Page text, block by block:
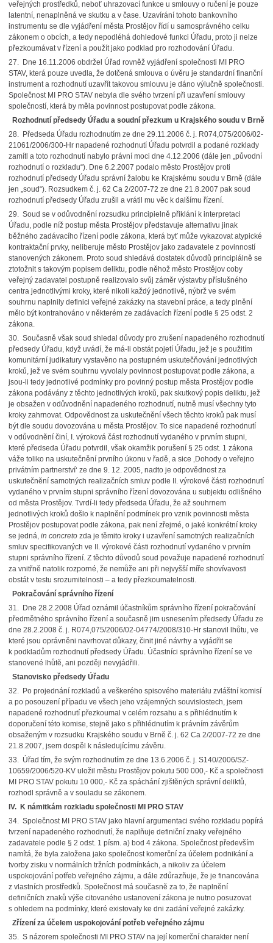
veřejných prostředků, neboť uhrazovací funkce u smlouvy o ručení je pouze
latentní, nenaplněná ve skutku a v čase. Uzavírání tohoto bankovního
instrumentu se dle vyjádření města Prostějov řídí u samosprávného celku
zákonem o obcích, a tedy nepodléhá dohledové funkci Úřadu, proto ji nelze
přezkoumávat v řízení a použít jako podklad pro rozhodování Úřadu.
27. Dne 16.11.2006 obdržel Úřad rovněž vyjádření společnosti MI PRO
STAV, která pouze uvedla, že dotčená smlouva o úvěru je standardní finanční
instrument a rozhodnutí uzavřít takovou smlouvu je dáno výlučně společnosti.
Společnost MI PRO STAV nebyla dle svého tvrzení při uzavření smlouvy
společností, která by měla povinnost postupovat podle zákona.
Rozhodnutí předsedy Úřadu a soudní přezkum u Krajského soudu v Brně
28. Předseda Úřadu rozhodnutím ze dne 29.11.2006 č. j. R074,075/2006/02-
21061/2006/300-Hr napadené rozhodnutí Úřadu potvrdil a podané rozklady
zamítl a toto rozhodnutí nabylo právní moci dne 4.12.2006 (dále jen „původní
rozhodnutí o rozkladu“). Dne 6.2.2007 podalo město Prostějov proti
rozhodnutí předsedy Úřadu správní žalobu ke Krajskému soudu v Brně (dále
jen „soud“). Rozsudkem č. j. 62 Ca 2/2007-72 ze dne 21.8.2007 pak soud
rozhodnutí předsedy Úřadu zrušil a vrátil mu věc k dalšímu řízení.
29. Soud se v odůvodnění rozsudku principielně přiklání k interpretaci
Úřadu, podle níž postup města Prostějov představuje alternativu jinak
běžného zadávacího řízení podle zákona, která byť může vykazovat atypické
kontraktační prvky, neliberuje město Prostějov jako zadavatele z povinností
stanovených zákonem. Proto soud shledává dostatek důvodů principiálně se
ztotožnit s takovým popisem deliktu, podle něhož město Prostějov coby
veřejný zadavatel postupně realizovalo svůj záměr výstavby příslušného
centra jednotlivými kroky, které nikoli každý jednotlivě, nýbrž ve svém
souhrnu naplnily definici veřejné zakázky na stavební práce, a tedy plnění
mělo být kontrahováno v některém ze zadávacích řízení podle § 25 odst. 2
zákona.
30. Současně však soud shledal důvody pro zrušení napadeného rozhodnutí
předsedy Úřadu, když uvádí, že má-li obstát pojetí Úřadu, jež je s použitím
komunitární judikatury vystavěno na postupném uskutečňování jednotlivých
kroků, jež ve svém souhrnu vyvolaly povinnost postupovat podle zákona, a
jsou-li tedy jednotlivé podmínky pro povinný postup města Prostějov podle
zákona podávány z těchto jednotlivých kroků, pak skutkový popis deliktu, jež
je obsažen v odůvodnění napadeného rozhodnutí, nutně musí všechny tyto
kroky zahrnovat. Odpovědnost za uskutečnění všech těchto kroků pak musí
být dle soudu dovozována u města Prostějov. To sice napadené rozhodnutí
v odůvodnění činí, I. výroková část rozhodnutí vydaného v prvním stupni,
které předseda Úřadu potvrdil, však okamžik porušení § 25 odst. 1 zákona
váže toliko na uskutečnění prvního úkonu v řadě, a sice ‚Dohody o veřejno
privátním partnerství‘ ze dne 9. 12. 2005, nadto je odpovědnost za
uskutečnění samotných realizačních smluv podle II. výrokové části rozhodnutí
vydaného v prvním stupni správního řízení dovozována u subjektu odlišného
od města Prostějov. Tvrdí-li tedy předseda Úřadu, že až souhrnem
jednotlivých kroků došlo k naplnění podmínek pro vznik povinnosti města
Prostějov postupovat podle zákona, pak není zřejmé, o jaké konkrétní kroky
se jedná, in concretozda je těmito kroky i uzavření samotných realizačních
smluv specifikovaných ve II. výrokové části rozhodnutí vydaného v prvním
stupni správního řízení. Z těchto důvodů soud považuje napadené rozhodnutí
za vnitřně natolik rozporné, že nemůže ani při nejvyšší míře shovívavosti
obstát v testu srozumitelnosti – a tedy přezkoumatelnosti.
Pokračování správního řízení
31. Dne 28.2.2008 Úřad oznámil účastníkům správního řízení pokračování
předmětného správního řízení a současně jim usnesením předsedy Úřadu ze
dne 28.2.2008 č. j. R074,075/2006/02-04774/2008/310-Hr stanovil lhůtu, ve
které jsou oprávněni navrhovat důkazy, činit jiné návrhy a vyjádřit se
k podkladům rozhodnutí předsedy Úřadu. Účastníci správního řízení se ve
stanovené lhůtě, ani později nevyjádřili.
Stanovisko předsedy Úřadu
32. Po projednání rozkladů a veškerého spisového materiálu zvláštní komisí
a po posouzení případu ve všech jeho vzájemných souvislostech, jsem
napadené rozhodnutí přezkoumal v celém rozsahu a s přihlédnutím k
doporučení této komise, stejně jako s přihlédnutím k právním závěrům
obsaženým v rozsudku Krajského soudu v Brně č. j. 62 Ca 2/2007-72 ze dne
21.8.2007, jsem dospěl k následujícímu závěru.
33. Úřad tím, že svým rozhodnutím ze dne 13.6.2006 č. j. S140/2006/SZ-
10659/2006/520-KV uložil městu Prostějov pokutu 500 000,- Kč a společnosti
MI PRO STAV pokutu 10 000,- Kč za spáchání zjištěných správní deliktů,
rozhodl správně a v souladu se zákonem.
IV. K námitkám rozkladu společnosti MI PRO STAV
34. Společnost MI PRO STAV jako hlavní argumentaci svého rozkladu popírá
tvrzení napadeného rozhodnutí, že naplňuje definiční znaky veřejného
zadavatele podle § 2 odst. 1 písm. a) bod 4 zákona. Společnost především
namítá, že byla založena jako společnost komerční za účelem podnikání a
tvorby zisku v normálních tržních podmínkách, a nikoliv za účelem
uspokojování potřeb veřejného zájmu, a dále zdůrazňuje, že je financována
z vlastních prostředků. Společnost má současně za to, že naplnění
definičních znaků výše citovaného ustanovení zákona je nutno posuzovat
s ohledem na podmínky, které existovaly ke dni zadání veřejné zakázky.
Zřízení za účelem uspokojování potřeb veřejného zájmu
35. S názorem společnosti MI PRO STAV na její komerční charakter není